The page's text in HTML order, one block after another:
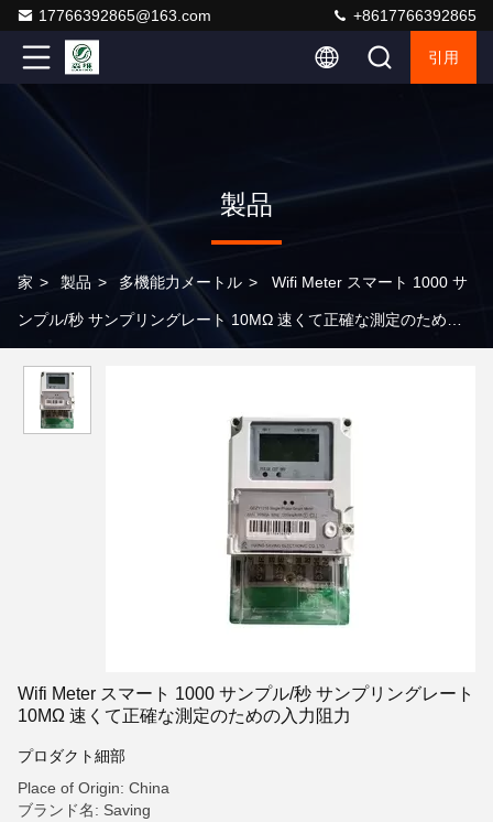
17766392865@163.com +8617766392865
引用
製品
家 > 製品 > 多機能力メートル > Wifi Meter スマート 1000 サ
ンプル/秒 サンプリングレート 10MΩ 速くて正確な測定のための
Wifi Meter スマート 1000 サンプル/秒 サンプリングレート
10MΩ 速くて正確な測定のための入力阻力
プロダクト細部
Place of Origin: China
ブランド名: Saving